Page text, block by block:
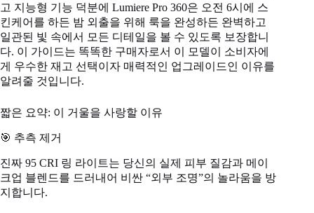
고 지능형 기능 덕분에 Lumiere Pro 360은 오전 6시에 스
킨케어를 하든 밤 외출을 위해 룩을 완성하든 완벽하고
일관된 빛 속에서 모든 디테일을 볼 수 있도록 보장합니
다. 이 가이드는 똑똑한 구매자로서 이 모델이 소비자에
게 우수한 재고 선택이자 매력적인 업그레이드인 이유를
알려줄 것입니다.
짧은 요약: 이 거울을 사랑할 이유
🎯 추측 제거
진짜 95 CRI 링 라이트는 당신의 실제 피부 질감과 메이
크업 블렌드를 드러내어 비싼 “외부 조명”의 놀라움을 방
지합니다.